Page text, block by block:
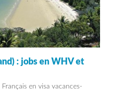
: jobs en WHV et
en visa vacances-